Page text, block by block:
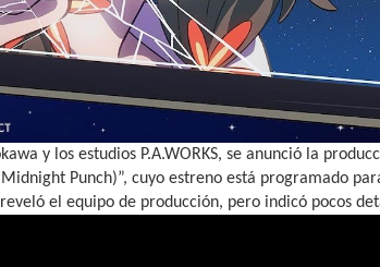
y los estudios P.A.WORKS, se anunció la
Punch)”, cuyo estreno está programado
el equipo de producción, pero indicó pocos